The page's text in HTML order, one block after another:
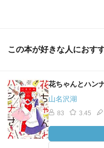
この本が好きな人におす
花ちゃんとハン
山名沢湖
83 3.45